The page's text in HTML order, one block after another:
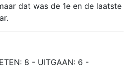
dat was de 1e en de laatste
8 - UITGAAN: 6 -